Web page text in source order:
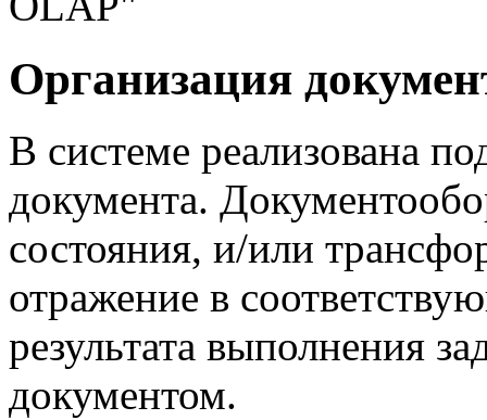
Организация
В системе реализована
документа.
состояния, и/или
отражение в
результата выполнения
документом.